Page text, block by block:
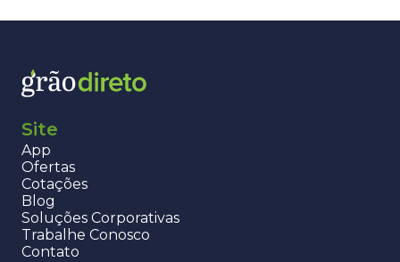
Site
App
Ofertas
Cotações
Blog
Soluções Corporativas
Trabalhe Conosco
Contato